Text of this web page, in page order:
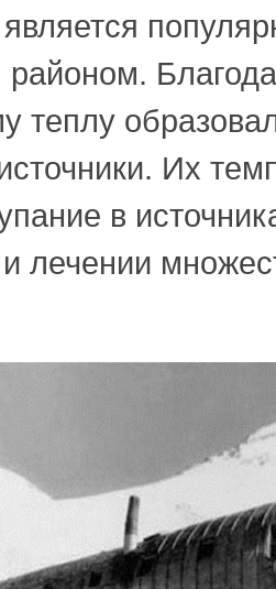
районом.
теплу
Их
в
лечении